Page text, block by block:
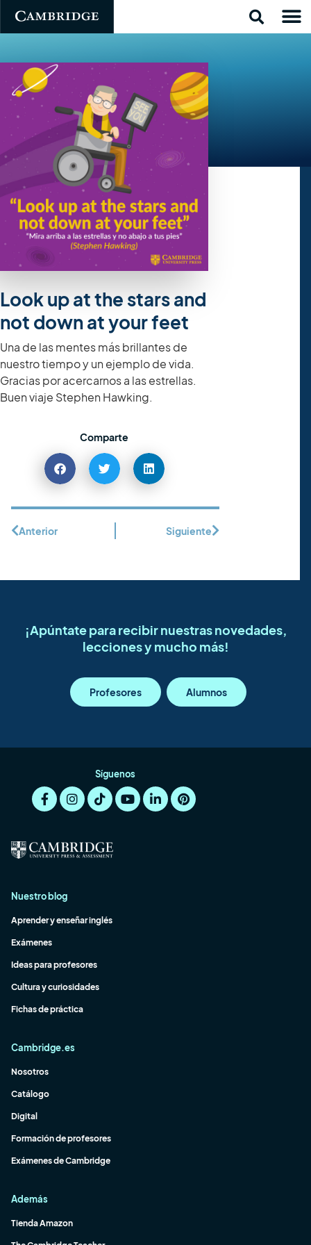
Look up at the stars and
not down at your feet
Una de las mentes más brillantes de
nuestro tiempo y un ejemplo de vida.
Gracias por acercarnos a las estrellas.
Buen viaje Stephen Hawking.
Comparte
Anterior Siguiente
¡Apúntate para recibir nuestras novedades,
lecciones y mucho más!
Profesores Alumnos
Síguenos
Nuestro blog
Aprender y enseñar inglés
Exámenes
Ideas para profesores
Cultura y curiosidades
Fichas de práctica
Cambridge.es
Nosotros
Catálogo
Digital
Formación de profesores
Exámenes de Cambridge
Además
Tienda Amazon